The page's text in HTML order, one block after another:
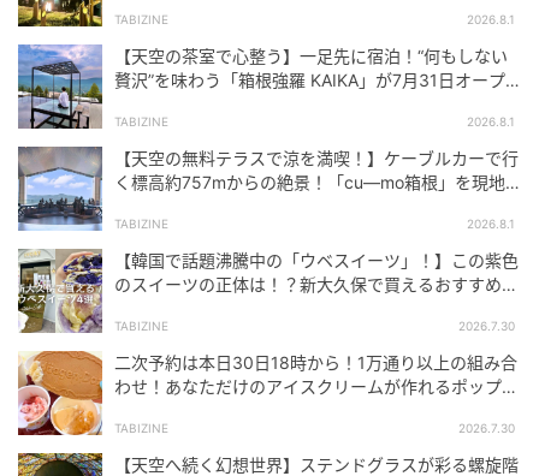
TABIZINE 2026.8.1
【天空の茶室で心整う】一足先に宿泊！“何もしない
贅沢”を味わう「箱根強羅 KAIKA」が7月31日オープ
TABIZINE 2026.8.1
【天空の無料テラスで涼を満喫！】ケーブルカーで行
く標高約757mからの絶景！「cu―mo箱根」を現地
TABIZINE 2026.8.1
【韓国で話題沸騰中の「ウベスイーツ」！】この紫色
のスイーツの正体は！？新大久保で買えるおすすめ4
TABIZINE 2026.7.30
二次予約は本日30日18時から！1万通り以上の組み合
わせ！あなただけのアイスクリームが作れるポップア
TABIZINE 2026.7.30
【天空へ続く幻想世界】ステンドグラスが彩る螺旋階